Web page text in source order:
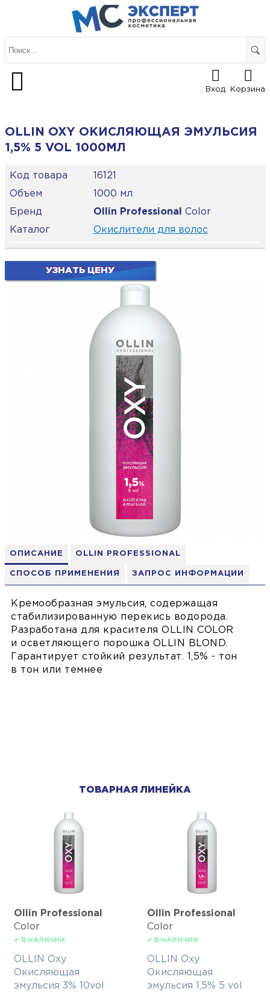
Вход Корзина
ОПИСАНИЕ OLLIN PROFESSIONAL
СПОСОБ ПРИМЕНЕНИЯ ЗАПРОС ИНФОРМАЦИИ
Кремообразная эмульсия, содержащая
стабилизированную перекись водорода.
Разработана для красителя OLLIN COLOR
и осветляющего порошка OLLIN BLOND.
Гарантирует стойкий результат. 1,5% - тон
в тон или темнее
OLLIN OXY ОКИСЛЯЮЩАЯ ЭМУЛЬСИЯ
1,5% 5 VOL 1000МЛ
Код товара
16121
Объем
1000 мл
Бренд
Ollin Professional
Color
Каталог
Окислители для волос
УЗНАТЬ ЦЕНУ
ТОВАРНАЯ ЛИНЕЙКА
Ollin Professional
Color
✔ В НАЛИЧИИ
OLLIN Oxy
Окисляющая
эмульсия 3% 10vol
Ollin Professional
Color
✔ В НАЛИЧИИ
OLLIN Oxy
Окисляющая
эмульсия 1,5% 5 vol